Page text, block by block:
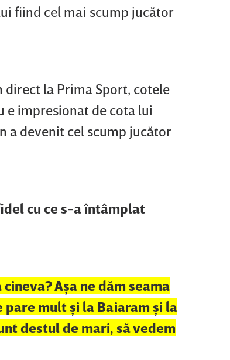
fiind cel mai scump jucător
direct la Prima Sport, cotele
e impresionat de cota lui
a devenit cel scump jucător
cu ce s-a întâmplat
Aşa ne dăm seama
pare mult şi la Baiaram şi la
destul de mari, să vedem